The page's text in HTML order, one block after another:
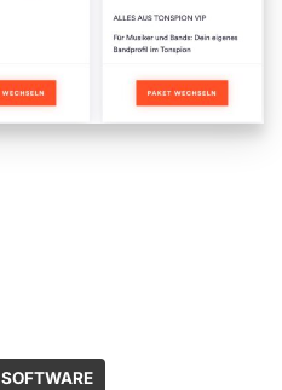
SOFTWARE